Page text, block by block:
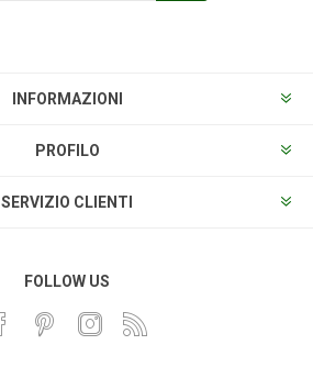
INFORMAZIONI
PROFILO
SERVIZIO CLIENTI
FOLLOW US